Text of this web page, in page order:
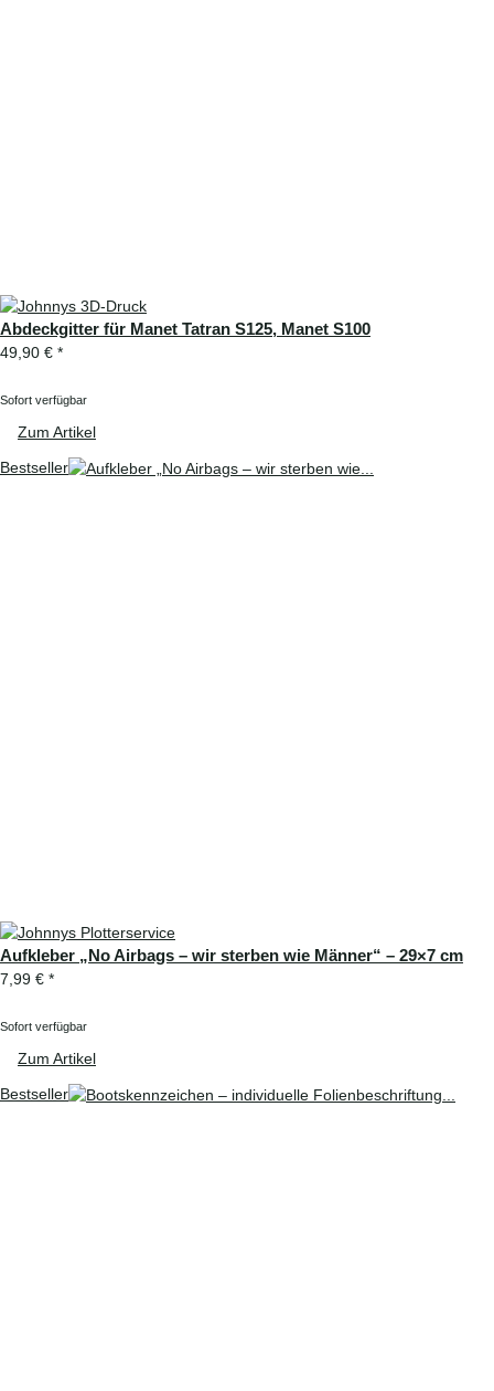
Abdeckgitter für Manet Tatran S125, Manet S100
49,90 € *
Sofort verfügbar
Zum Artikel
Bestseller
Aufkleber „No Airbags – wir sterben wie Männer“ – 29×7 cm
7,99 € *
Sofort verfügbar
Zum Artikel
Bestseller